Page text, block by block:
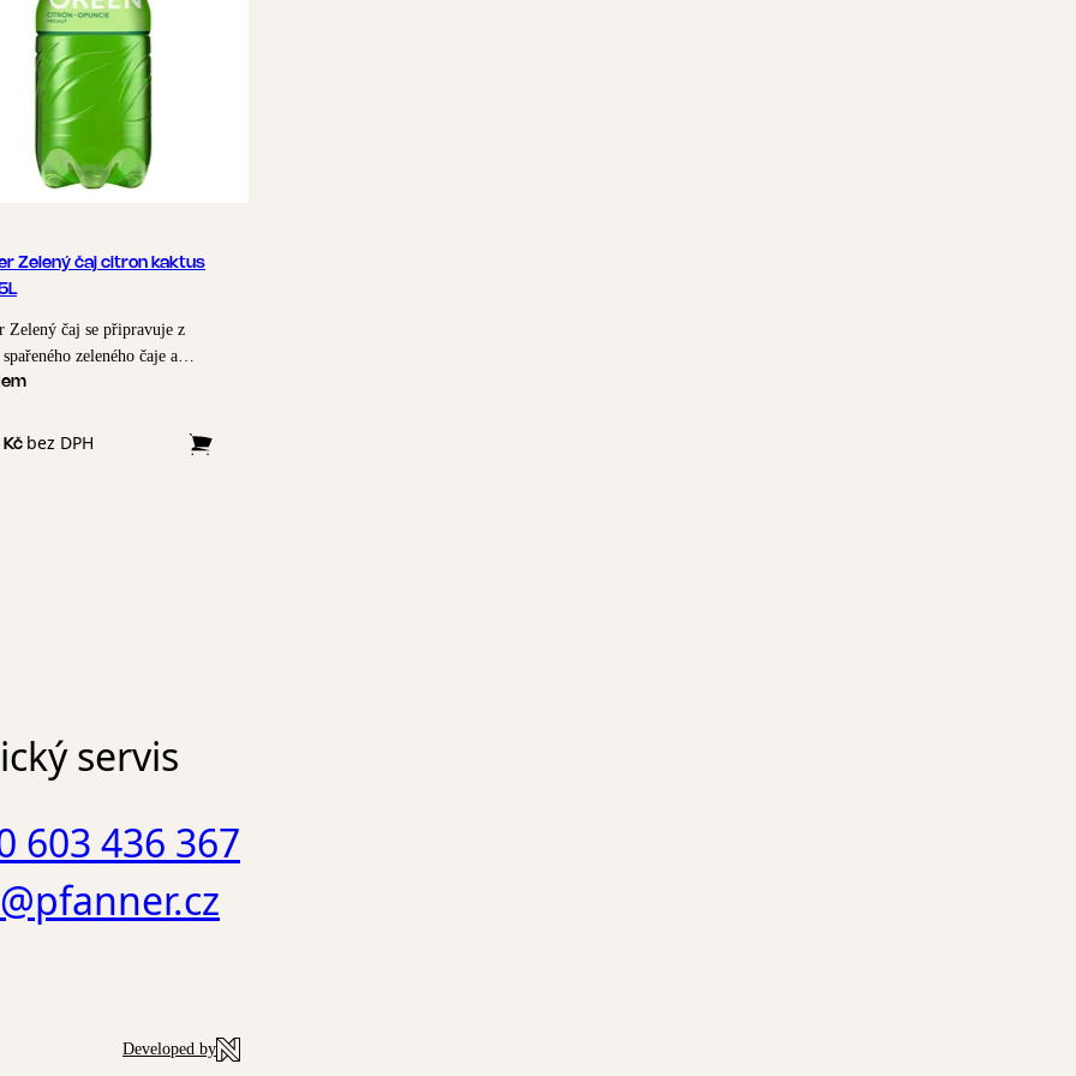
Zelený čaj citron kaktus
Zelený čaj se připravuje z
zeleného čaje a
se šťávou z citronu, opuncie a
požitek. Naše velmi kvalitní
bez DPH
servis
603 436 367
Developed by